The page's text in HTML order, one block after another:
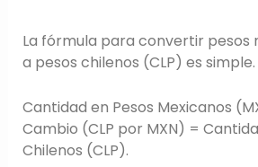
La fórmula para convertir pesos
a pesos chilenos (CLP) es simple.
Cantidad en Pesos Mexicanos
Cambio (CLP por MXN) =
Chilenos (CLP).